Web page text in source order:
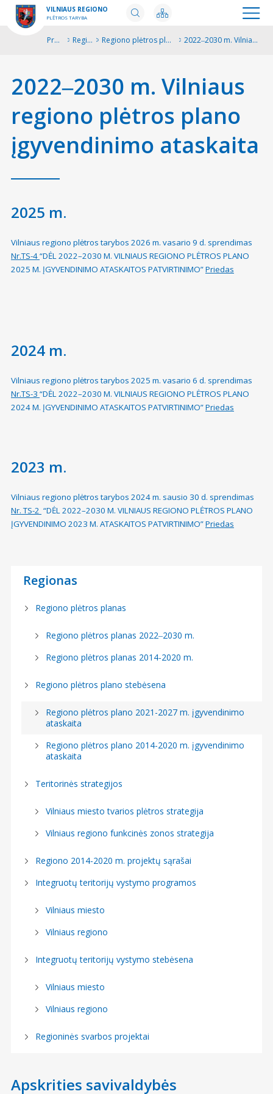
VILNIAUS REGIONO
PLĖTROS TARYBA
Pradžia > Regionas > Regiono plėtros plano stebėsena > 2022‒2030 m. Vilniaus regiono plėtros plano įgyvendinimo ataskaita
2022‒2030 m. Vilniaus
regiono plėtros plano
įgyvendinimo ataskaita
Regionas
Regiono plėtros planas
Regiono plėtros planas 2022‒2030 m.
Regiono plėtros planas 2014-2020 m.
Regiono plėtros plano stebėsena
Regiono plėtros plano 2021-2027 m. įgyvendinimo
ataskaita
Regiono plėtros plano 2014-2020 m. įgyvendinimo
ataskaita
Teritorinės strategijos
Vilniaus miesto tvarios plėtros strategija
Vilniaus regiono funkcinės zonos strategija
Regiono 2014-2020 m. projektų sąrašai
Integruotų teritorijų vystymo programos
Vilniaus miesto
Vilniaus regiono
Integruotų teritorijų vystymo stebėsena
Vilniaus miesto
Vilniaus regiono
Regioninės svarbos projektai
2025 m.
Vilniaus regiono plėtros tarybos 2026 m. vasario 9 d. sprendimas
Nr.TS-4“DĖL 2022–2030 M. VILNIAUS REGIONO PLĖTROS PLANO
2025 M. ĮGYVENDINIMO ATASKAITOS PATVIRTINIMO”Priedas
2024 m.
Vilniaus regiono plėtros tarybos 2025 m. vasario 6 d. sprendimas
Nr.TS-3 “DĖL 2022–2030 M. VILNIAUS REGIONO PLĖTROS PLANO
2024 M. ĮGYVENDINIMO ATASKAITOS PATVIRTINIMO”Priedas
2023 m.
Vilniaus regiono plėtros tarybos 2024 m. sausio 30 d. sprendimas
Nr. TS-2 “DĖL 2022–2030 M. VILNIAUS REGIONO PLĖTROS PLANO
ĮGYVENDINIMO 2023 M. ATASKAITOS PATVIRTINIMO”Priedas
Apskrities savivaldybės